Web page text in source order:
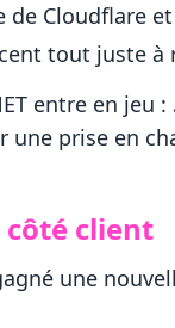
de Cloudflare
tout juste à
entre en jeu :
prise en
côté client
une